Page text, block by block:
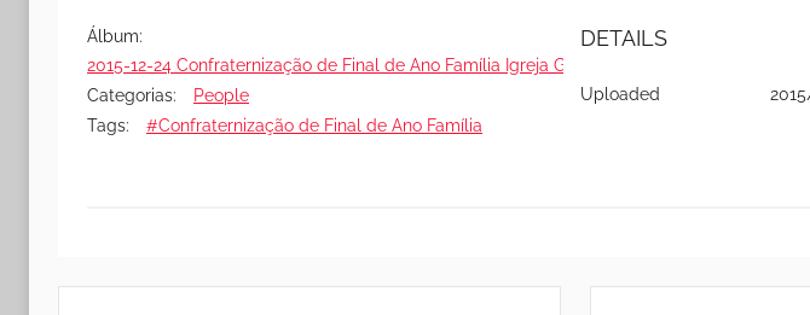
Álbum:
2015-12-24 Confraternização de Final de Ano Família Igreja Geova Nissi - 2015
Categorias:
People
Tags:
#Confraternização de Final de Ano Família
DETAILS
Uploaded